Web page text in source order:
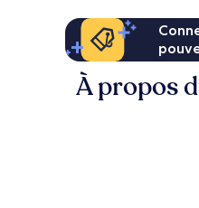
À propos